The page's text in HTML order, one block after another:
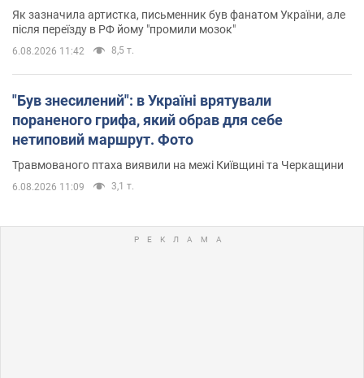
Як зазначила артистка, письменник був фанатом України, але
після переїзду в РФ йому "промили мозок"
6.08.2026 11:42 8,5 т.
"Був знесилений": в Україні врятували
пораненого грифа, який обрав для себе
нетиповий маршрут. Фото
Травмованого птаха виявили на межі Київщині та Черкащини
6.08.2026 11:09 3,1 т.